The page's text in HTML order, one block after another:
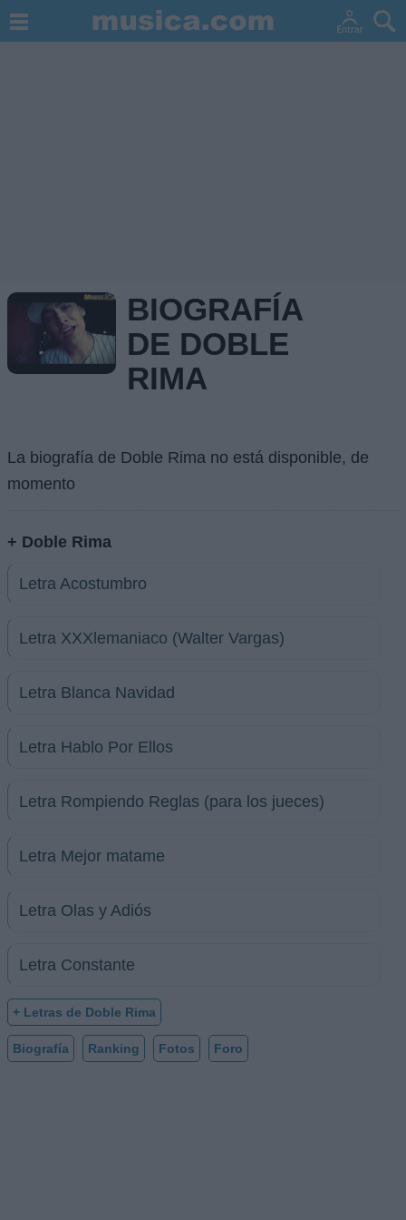
BIOGRAFÍA
DE DOBLE
RIMA
La biografía de Doble Rima no está disponible, de
momento
+ Doble Rima
Letra Acostumbro
Letra XXXlemaniaco (Walter Vargas)
Letra Blanca Navidad
Letra Hablo Por Ellos
Letra Rompiendo Reglas (para los jueces)
Letra Mejor matame
Letra Olas y Adiós
Letra Constante
+ Letras de Doble Rima
Biografía Ranking Fotos Foro